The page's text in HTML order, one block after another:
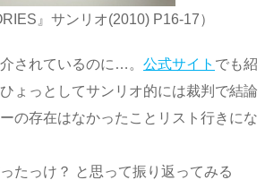
』サンリオ(2010) P16-17）
されているのに…。 公式サイト でも紹
ょっとしてサンリオ的には裁判で結論
の存在はなかったことリスト行きにな
たっけ？ と思って振り返ってみる